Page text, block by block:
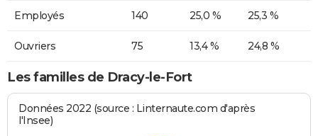
Employés 140 25,0 % 25,3 %
Ouvriers 75 13,4 % 24,8 %
Les familles de Dracy-le-Fort
Données 2022 (source : Linternaute.com d'après
l'Insee)